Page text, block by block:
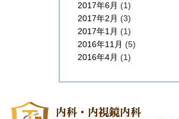
2017年6月 (1)
2017年2月 (3)
2017年1月 (1)
2016年11月 (5)
2016年4月 (1)